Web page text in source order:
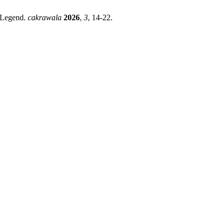
cakrawala 2026, 3, 14-22.